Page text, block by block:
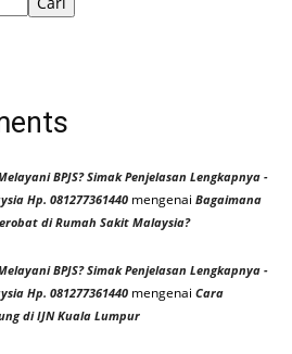
BPJS? Simak Penjelasan Lengkapnya -
Hp. 081277361440 mengenai Bagaimana
di Rumah Sakit Malaysia?
BPJS? Simak Penjelasan Lengkapnya -
Hp. 081277361440 mengenai Cara
di IJN Kuala Lumpur